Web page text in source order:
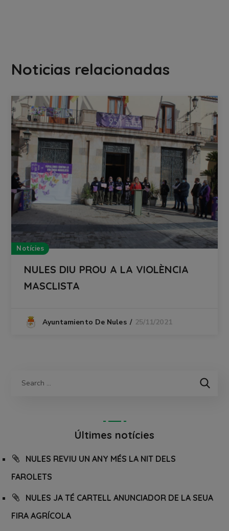
Noticias relacionadas
Notícies
NULES DIU PROU A LA VIOLÈNCIA
MASCLISTA
Ayuntamiento De Nules 25/11/2021
Últimes notícies
NULES REVIU UN ANY MÉS LA NIT DELS
FAROLETS
NULES JA TÉ CARTELL ANUNCIADOR DE LA SEUA
FIRA AGRÍCOLA